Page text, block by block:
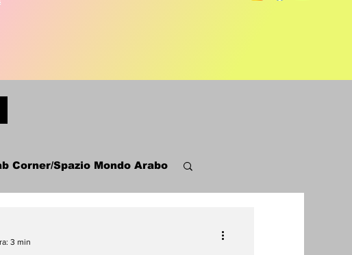
Corner/Spazio Mondo Arabo
3 min